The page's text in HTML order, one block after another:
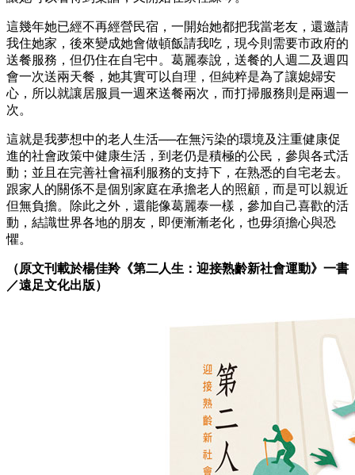
這幾年她已經不再經營民宿，一開始她都把我當老友，還邀請
我住她家，後來變成她會做頓飯請我吃，現今則需要市政府的
送餐服務，但仍住在自宅中。葛麗泰說，送餐的人週二及週四
會一次送兩天餐，她其實可以自理，但純粹是為了讓媳婦安
心，所以就讓居服員一週來送餐兩次，而打掃服務則是兩週一
次。
這就是我夢想中的老人生活──在無污染的環境及注重健康促
進的社會政策中健康生活，到老仍是積極的公民，參與各式活
動；並且在完善社會福利服務的支持下，在熟悉的自宅老去。
跟家人的關係不是個別家庭在承擔老人的照顧，而是可以親近
但無負擔。除此之外，還能像葛麗泰一樣，參加自己喜歡的活
動，結識世界各地的朋友，即便漸漸老化，也毋須擔心與恐
懼。
（原文刊載於楊佳羚《第二人生：迎接熟齡新社會運動》一書
／遠足文化出版）